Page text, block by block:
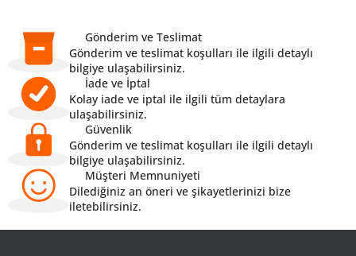
Gönderim ve Teslimat
Gönderim ve teslimat koşulları ile ilgili detaylı
bilgiye ulaşabilirsiniz.
İade ve İptal
Kolay iade ve iptal ile ilgili tüm detaylara
ulaşabilirsiniz.
Güvenlik
Gönderim ve teslimat koşulları ile ilgili detaylı
bilgiye ulaşabilirsiniz.
Müşteri Memnuniyeti
Dilediğiniz an öneri ve şikayetlerinizi bize
iletebilirsiniz.